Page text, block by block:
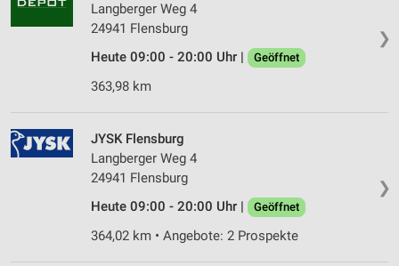
❯
Langberger Weg 4
24941 Flensburg
Heute 09:00 - 20:00 Uhr |
Geöffnet
363,98 km
❯
JYSK Flensburg
Langberger Weg 4
24941 Flensburg
Heute 09:00 - 20:00 Uhr |
Geöffnet
364,02 km • Angebote: 2 Prospekte